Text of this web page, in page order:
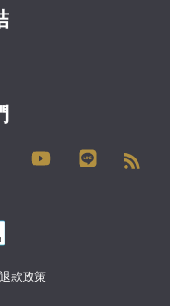
Tumblr YouTube
退款政策